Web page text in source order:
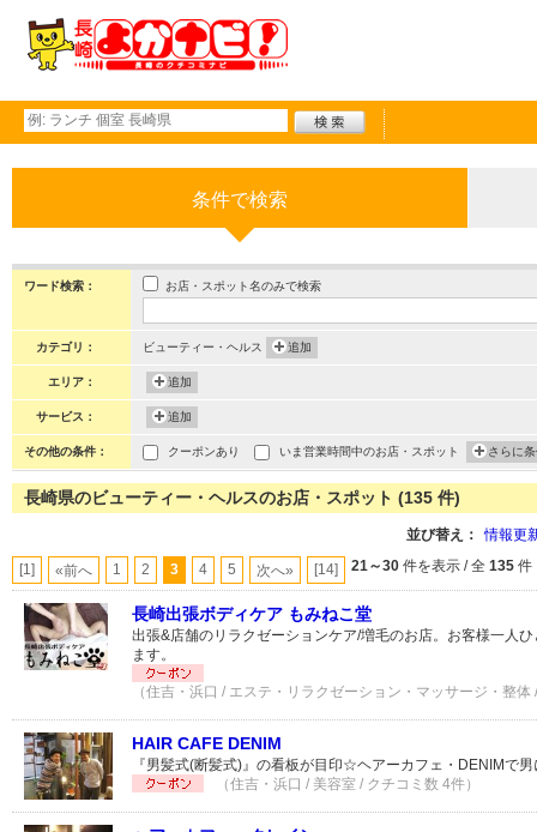
条件で検索
ワード検索： お店・スポット名のみで検索
カテゴリ： ビューティー・ヘルス 追加
エリア： 追加
サービス： 追加
その他の条件： クーポンあり いま営業時間中のお店・スポット さらに
長崎県のビューティー・ヘルスのお店・スポット (135 件)
並び替え： 情報更
[1] «前へ 1 2 3 4 5 次へ» [14] 21～30 件を表示 / 全 135 件
長崎出張ボディケア もみねこ堂
出張&店舗のリラクゼーションケア/増毛のお店。お客様一人
ます。
（住吉・浜口 / エステ・リラクゼーション・マッサージ・整
HAIR CAFE DENIM
『男髪式(断髪式)』の看板が目印☆ヘアーカフェ・DENIMで
（住吉・浜口 / 美容室 / クチコミ数 4件）